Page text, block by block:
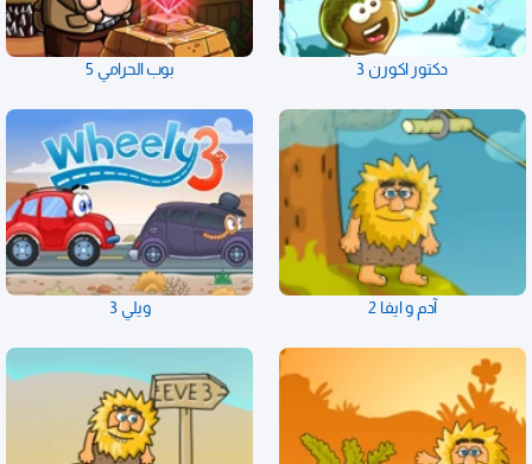
دكتور اكورن 3 بوب الحرامي 5
آدم و ايفا 2 ويلي 3